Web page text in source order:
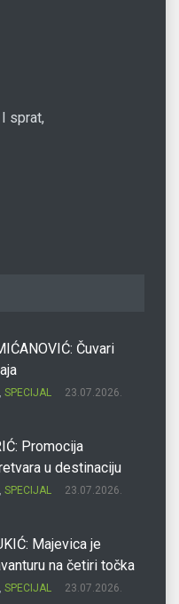
sprat,
Čuvari
, SPECIJAL 23.07.2026.
Promocija
u destinaciju
, SPECIJAL 23.07.2026.
Majevica je
na četiri točka
, SPECIJAL 23.07.2026.